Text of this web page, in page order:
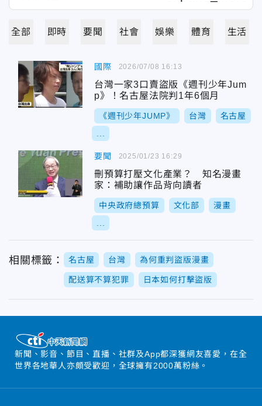
全部 即時 要聞 社會 娛樂 體育 生活
國際
台灣一家3口賣盜版《週刊少年Jum
p》！名古屋法院判1年6個月
《週刊少年JUMP》 台灣 名古屋
2026/07/08 16:13
要聞
刪預算打壓文化產業？ 知名漫畫
家：補助讓作品背向讀者
中央政府總預算 文化部 漫畫
2025/01/23 16:29
相關標籤： 名古屋 台灣 為何重判盜版漫畫
配送算不算犯罪 日本如何打擊盜版
新聞、影音、節目、直播、社群及App都深獲網友喜愛，在全
世界各地華人亦頗受歡迎，全球擁有2000萬粉絲。